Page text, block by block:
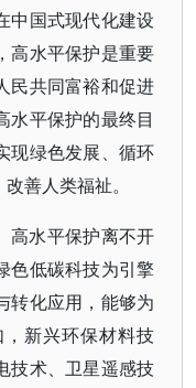
中国式现代化建设
高水平保护是重要
民共同富裕和促进
水平保护的最终目
现绿色发展、循环
善人类福祉。
高水平保护离不开
色低碳科技为引擎
转化应用，能够为
新兴环保材料技
技术、卫星遥感技